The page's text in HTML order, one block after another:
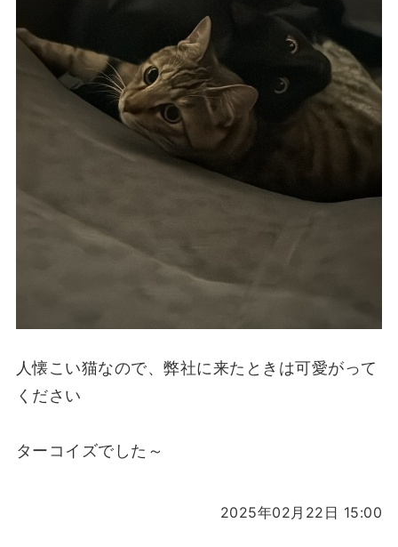
人懐こい猫なので、弊社に来たときは可愛がって
ください
ターコイズでした～
2025年02月22日 15:00